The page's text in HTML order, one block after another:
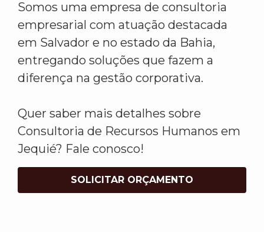
Somos uma empresa de consultoria
empresarial com atuação destacada
em Salvador e no estado da Bahia,
entregando soluções que fazem a
diferença na gestão corporativa.
Quer saber mais detalhes sobre
Consultoria de Recursos Humanos em
Jequié? Fale conosco!
SOLICITAR ORÇAMENTO